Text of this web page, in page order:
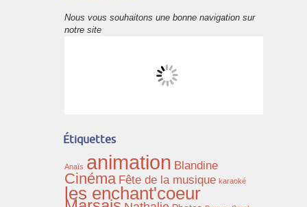
Nous vous souhaitons une bonne navigation sur
notre site
Étiquettes
Anaïs animation Blandine
Cinéma Fête de la musique karaoké
les enchant'coeur